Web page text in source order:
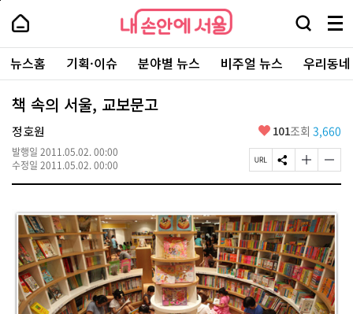
본
로
가
내
손
안
에
서
울
-
서
울
시
대
표
소
포
털
내
손
에
울
검
창
열
기
메
뉴
전
체
보
주
요
서
뉴스홈 기획·이슈 분야별 뉴스 비주얼 뉴스 우리동
책 속의 서울, 교보문고
정호원
발행일 2011.05.02. 00:00
수정일 2011.05.02. 00:00
좋
요
101조회 3,660
페
이
R
L
복
사
S
N
유
하
기
글
자
크
게
변
경
하
기
글
자
작
게
변
경
하
기
페
상
단
로